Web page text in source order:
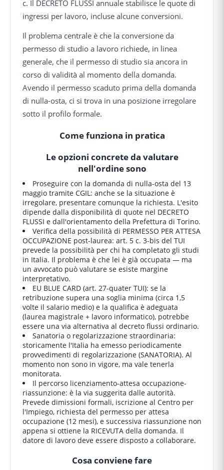
c. Il DECRETO FLUSSI annuale stabilisce le quote di
ingressi per lavoro, incluse alcune conversioni.
Il problema centrale è che la conversione da
permesso di studio a lavoro richiede, in linea
generale, che il permesso di studio sia ancora in
corso di validità al momento della domanda.
Avendo il permesso scaduto prima della domanda
di nulla-osta, ci si trova in una posizione irregolare
sotto il profilo formale.
Come funziona in pratica
Le opzioni concrete da valutare
nell'ordine sono
Proseguire con la domanda di nulla-osta del 13
maggio tramite CGIL: anche se la situazione è
irregolare, presentare comunque la richiesta. L'esito
dipende dalla disponibilità di quote nel DECRETO
FLUSSI e dall'orientamento della Prefettura di Torino.
Verifica della possibilità di PERMESSO PER ATTESA
OCCUPAZIONE post-laurea: art. 5 c. 3-bis del TUI
prevede la possibilità per chi ha completato gli studi
in Italia. Il problema è che lei è già occupata — ma
un avvocato può valutare se esiste margine
interpretativo.
EU BLUE CARD (art. 27-quater TUI): se la
retribuzione supera una soglia minima (circa 1,5
volte il salario medio) e la qualifica è adeguata
(laurea magistrale + lavoro informatico), potrebbe
essere una via alternativa al decreto flussi ordinario.
Sanatoria o regolarizzazione straordinaria:
storicamente l'Italia ha emesso periodicamente
provvedimenti di regolarizzazione (SANATORIA). Al
momento non sono in vigore, ma vale tenerla
monitorata.
Il percorso licenziamento-attesa occupazione-
riassunzione: è la via suggerita dalle autorità.
Prevede dimissioni formali, iscrizione al Centro per
l'Impiego, richiesta del permesso per attesa
occupazione (12 mesi), e successiva riassunzione non
appena si ottiene la RICEVUTA della domanda. Il
datore di lavoro deve essere disposto a collaborare.
Cosa conviene fare